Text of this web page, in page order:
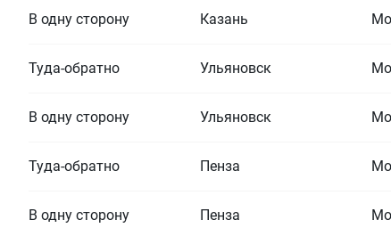
В одну сторону Казань
Туда-обратно Ульяновск
В одну сторону Ульяновск
Туда-обратно Пенза
В одну сторону Пенза